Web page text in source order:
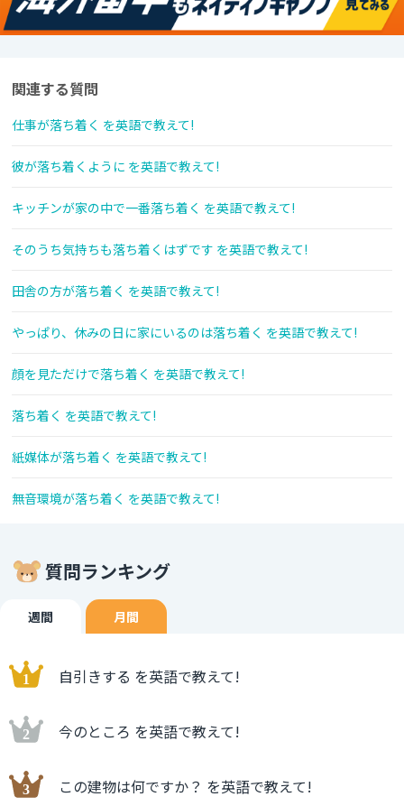
関連する質問
仕事が落ち着く を英語で教えて!
彼が落ち着くように を英語で教えて!
キッチンが家の中で一番落ち着く を英語で教えて!
そのうち気持ちも落ち着くはずです を英語で教えて!
田舎の方が落ち着く を英語で教えて!
やっぱり、休みの日に家にいるのは落ち着く を英語で教えて!
顔を見ただけで落ち着く を英語で教えて!
落ち着く を英語で教えて!
紙媒体が落ち着く を英語で教えて!
無音環境が落ち着く を英語で教えて!
質問ランキング
週間 月間
自引きする を英語で教えて!
今のところ を英語で教えて!
この建物は何ですか？ を英語で教えて!